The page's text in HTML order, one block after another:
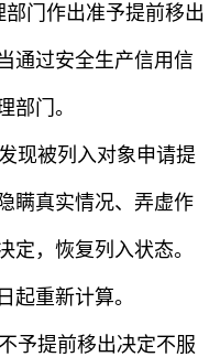
门作出准予提前移出
通过安全生产信用信
部门。
现被列入对象申请提
瞒真实情况、弄虚作
定，恢复列入状态。
起重新计算。
予提前移出决定不服